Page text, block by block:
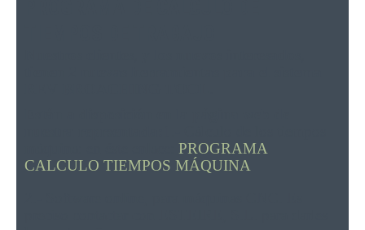
PROGRAMA
CALCULO TIEMPOS MÁQUINA